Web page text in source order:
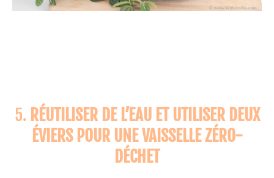
5. RÉUTILISER DE L’EAU ET UTILISER DEUX
ÉVIERS POUR UNE VAISSELLE ZÉRO-
DÉCHET